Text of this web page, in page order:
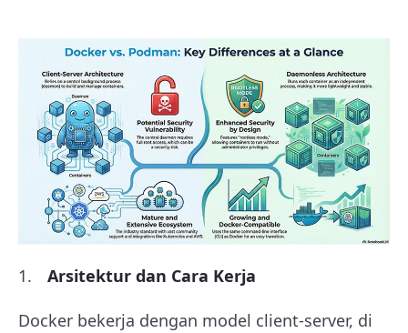
Arsitektur dan Cara Kerja
Docker bekerja dengan model client-server, di